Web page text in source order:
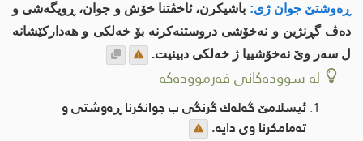
ڕه‌وشتێ جوان ژی: باشیكرن، ئاخڤتنا خۆش و جوان، ڕویگه‌شی و
ده‌ڤ گڕنژین و نه‌خۆشی دروستنه‌كرنه‌ بۆ خه‌لكی و هه‌داركێشانه‌
ل سه‌ر وێ نه‌خۆشییا ژ خه‌لكی دبینیت.
لە سوودەکانی فەرموودەکە
ئیسلامێ گه‌له‌ك گرنگی ب جوانكرنا ڕه‌وشتی و
ته‌مامكرنا وی دایه‌.